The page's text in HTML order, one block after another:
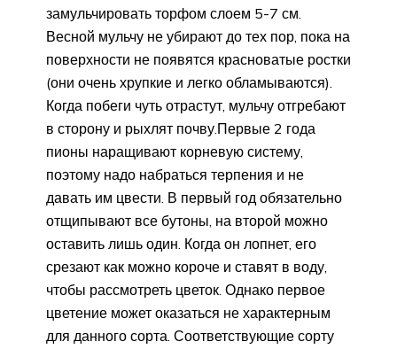
замульчировать торфом слоем 5-7 см.
Весной мульчу не убирают до тех пор, пока на
поверхности не появятся красноватые ростки
(они очень хрупкие и легко обламываются).
Когда побеги чуть отрастут, мульчу отгребают
в сторону и рыхлят почву.Первые 2 года
пионы наращивают корневую систему,
поэтому надо набраться терпения и не
давать им цвести. В первый год обязательно
отщипывают все бутоны, на второй можно
оставить лишь один. Когда он лопнет, его
срезают как можно короче и ставят в воду,
чтобы рассмотреть цветок. Однако первое
цветение может оказаться не характерным
для данного сорта. Соответствующие сорту